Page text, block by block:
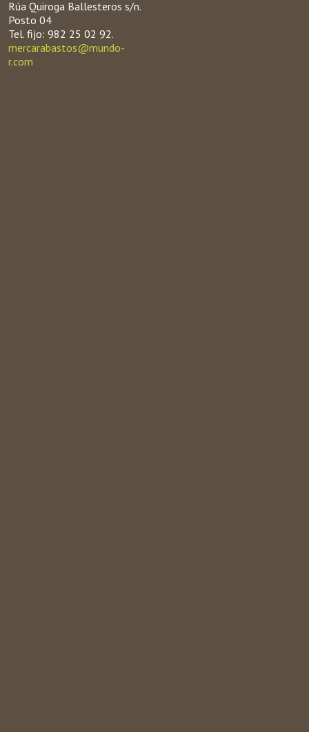
Rúa Quiroga Ballesteros s/n.
Posto 04
Tel. fijo: 982 25 02 92.
mercarabastos@mundo-
r.com